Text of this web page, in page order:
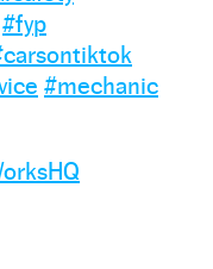
#fyp
#mechanic